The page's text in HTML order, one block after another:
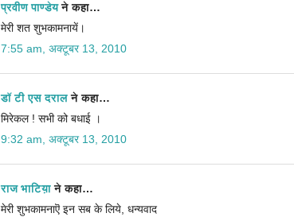
प्रवीण पाण्डेयने कहा…
मेरी शत शुभकामनायें।
7:55 am, अक्टूबर 13, 2010
डॉ टी एस दरालने कहा…
मिरेकल ! सभी को बधाई ।
9:32 am, अक्टूबर 13, 2010
राज भाटिय़ाने कहा…
मेरी शुभकामनाऎ इन सब के लिये, धन्यवाद